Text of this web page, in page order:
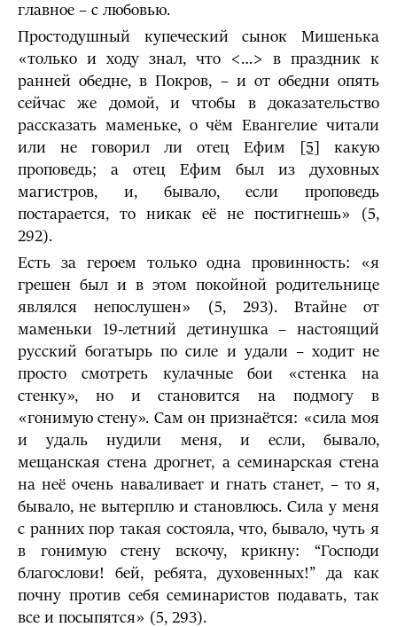
главное – с любовью.
Простодушный купеческий сынок Мишенька
«только и ходу знал, что <…> в праздник к
ранней обедне, в Покров, – и от обедни опять
сейчас же домой, и чтобы в доказательство
рассказать маменьке, о чём Евангелие читали
или не говорил ли отец Ефим
[5]
какую
проповедь; а отец Ефим был из духовных
магистров, и, бывало, если проповедь
постарается, то никак её не постигнешь» (5,
292).
Есть за героем только одна провинность: «я
грешен был и в этом покойной родительнице
являлся непослушен» (5, 293). Втайне от
маменьки 19-летний детинушка – настоящий
русский богатырь по силе и удали – ходит не
просто смотреть кулачные бои «стенка на
стенку», но и становится на подмогу в
«гонимую стену». Сам он признаётся: «сила моя
и удаль нудили меня, и если, бывало,
мещанская стена дрогнет, а семинарская стена
на неё очень наваливает и гнать станет, – то я,
бывало, не вытерплю и становлюсь. Сила у меня
с ранних пор такая состояла, что, бывало, чуть я
в гонимую стену вскочу, крикну: “Господи
благослови! бей, ребята, духовенных!” да как
почну против себя семинаристов подавать, так
все и посыпятся» (5, 293).